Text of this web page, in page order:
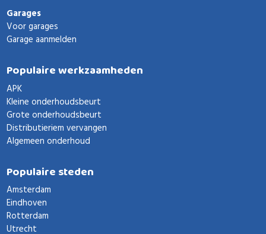
Garages
Voor garages
Garage aanmelden
Populaire werkzaamheden
APK
Kleine onderhoudsbeurt
Grote onderhoudsbeurt
Distributieriem vervangen
Algemeen onderhoud
Populaire steden
Amsterdam
Eindhoven
Rotterdam
Utrecht